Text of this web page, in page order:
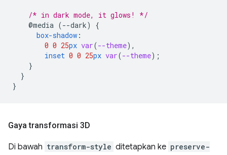
/* in dark mode, it glows! */
@media (--dark)
{
box-shadow :
0 0 25px var(--theme),
inset 0 0 25px var(--theme);
}
}
}
Gaya transformasi 3D
Di bawah transform-style ditetapkan ke preserve-